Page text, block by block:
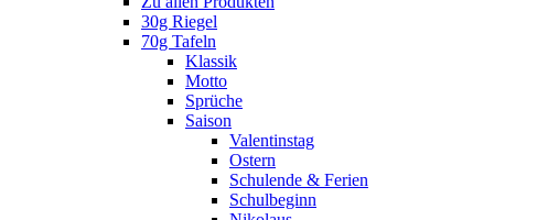
30g Riegel
70g Tafeln
Klassik
Motto
Sprüche
Saison
Valentinstag
Ostern
Schulende & Ferien
Schulbeginn